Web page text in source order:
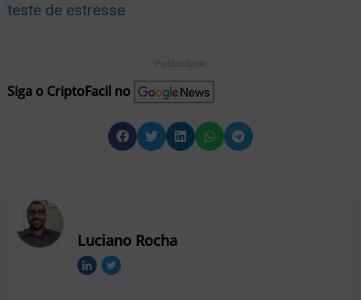
teste de estresse
Publicidade
Siga o CriptoFacil no
Luciano Rocha